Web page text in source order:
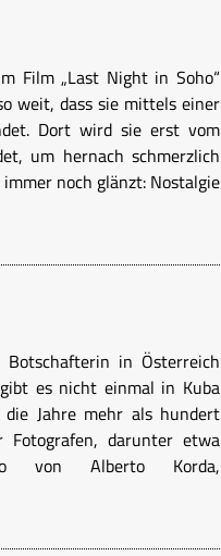
Film „Last Night in Soho“
weit, dass sie mittels einer
Dort wird sie erst vom
um hernach schmerzlich
noch glänzt: Nostalgie
in Österreich
es nicht einmal in Kuba
die Jahre mehr als hundert
Fotografen, darunter etwa
von Alberto Korda,